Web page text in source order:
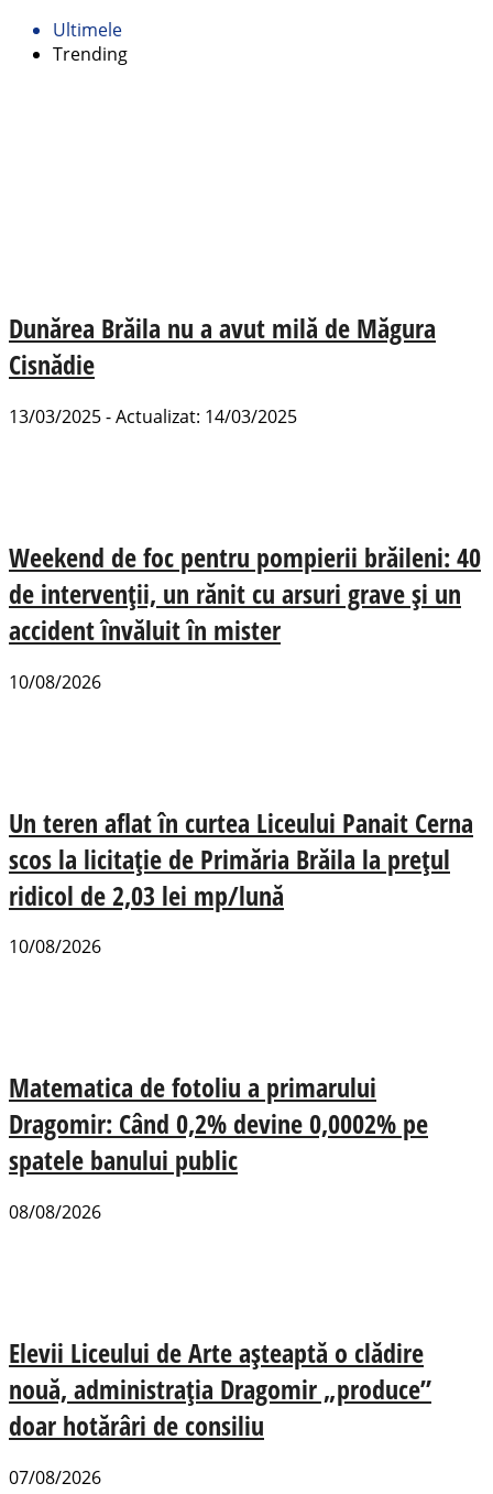
Ultimele
Trending
Dunărea Brăila nu a avut milă de Măgura
Cisnădie
13/03/2025 - Actualizat: 14/03/2025
Weekend de foc pentru pompierii brăileni: 40
de intervenții, un rănit cu arsuri grave și un
accident învăluit în mister
10/08/2026
Un teren aflat în curtea Liceului Panait Cerna
scos la licitație de Primăria Brăila la prețul
ridicol de 2,03 lei mp/lună
10/08/2026
Matematica de fotoliu a primarului
Dragomir: Când 0,2% devine 0,0002% pe
spatele banului public
08/08/2026
Elevii Liceului de Arte așteaptă o clădire
nouă, administrația Dragomir „produce”
doar hotărâri de consiliu
07/08/2026